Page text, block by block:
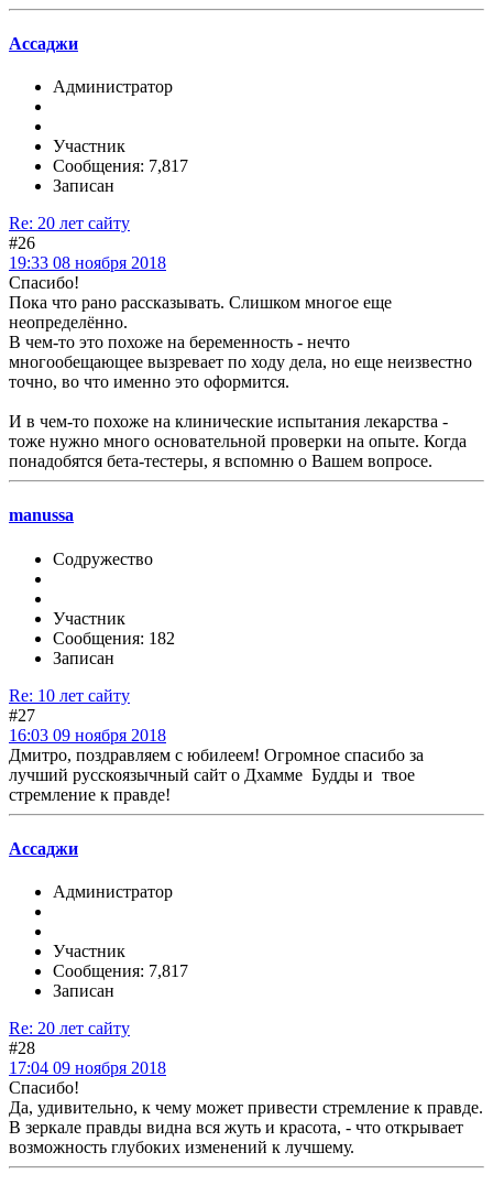
Ассаджи
Администратор
Участник
Сообщения: 7,817
Записан
Re: 20 лет сайту
#26
19:33 08 ноября 2018
Спасибо!
Пока что рано рассказывать. Слишком многое еще
неопределённо.
В чем-то это похоже на беременность - нечто
многообещающее вызревает по ходу дела, но еще неизвестно
точно, во что именно это оформится.
И в чем-то похоже на клинические испытания лекарства -
тоже нужно много основательной проверки на опыте. Когда
понадобятся бета-тестеры, я вспомню о Вашем вопросе.
manussa
Содружество
Участник
Сообщения: 182
Записан
Re: 10 лет сайту
#27
16:03 09 ноября 2018
Дмитро, поздравляем с юбилеем! Огромное спасибо за
лучший русскоязычный сайт о Дхамме Будды и твое
стремление к правде!
Ассаджи
Администратор
Участник
Сообщения: 7,817
Записан
Re: 20 лет сайту
#28
17:04 09 ноября 2018
Спасибо!
Да, удивительно, к чему может привести стремление к правде.
В зеркале правды видна вся жуть и красота, - что открывает
возможность глубоких изменений к лучшему.